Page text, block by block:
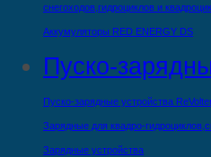
снегоходов,гидроциклов и
Аккумуляторы RED ENERGY DS
Пуско-
Пуско-зарядные устройства
Зарядные для квадро-
Зарядные устройства